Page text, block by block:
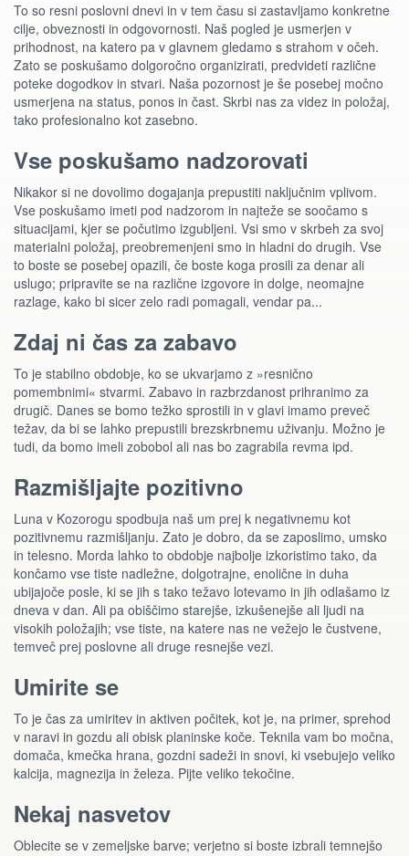
To so resni poslovni dnevi in v tem času si zastavljamo konkretne
cilje, obveznosti in odgovornosti. Naš pogled je usmerjen v
prihodnost, na katero pa v glavnem gledamo s strahom v očeh.
Zato se poskušamo dolgoročno organizirati, predvideti različne
poteke dogodkov in stvari. Naša pozornost je še posebej močno
usmerjena na status, ponos in čast. Skrbi nas za videz in položaj,
tako profesionalno kot zasebno.
Vse poskušamo nadzorovati
Nikakor si ne dovolimo dogajanja prepustiti naključnim vplivom.
Vse poskušamo imeti pod nadzorom in najteže se soočamo s
situacijami, kjer se počutimo izgubljeni. Vsi smo v skrbeh za svoj
materialni položaj, preobremenjeni smo in hladni do drugih. Vse
to boste se posebej opazili, če boste koga prosili za denar ali
uslugo; pripravite se na različne izgovore in dolge, neomajne
razlage, kako bi sicer zelo radi pomagali, vendar pa...
Zdaj ni čas za zabavo
To je stabilno obdobje, ko se ukvarjamo z »resnično
pomembnimi« stvarmi. Zabavo in razbrzdanost prihranimo za
drugič. Danes se bomo težko sprostili in v glavi imamo preveč
težav, da bi se lahko prepustili brezskrbnemu uživanju. Možno je
tudi, da bomo imeli zobobol ali nas bo zagrabila revma ipd.
Razmišljajte pozitivno
Luna v Kozorogu spodbuja naš um prej k negativnemu kot
pozitivnemu razmišljanju. Zato je dobro, da se zaposlimo, umsko
in telesno. Morda lahko to obdobje najbolje izkoristimo tako, da
končamo vse tiste nadležne, dolgotrajne, enolične in duha
ubijajoče posle, ki se jih s tako težavo lotevamo in jih odlašamo iz
dneva v dan. Ali pa obiščimo starejše, izkušenejše ali ljudi na
visokih položajih; vse tiste, na katere nas ne vežejo le čustvene,
temveč prej poslovne ali druge resnejše vezi.
Umirite se
To je čas za umiritev in aktiven počitek, kot je, na primer, sprehod
v naravi in gozdu ali obisk planinske koče. Teknila vam bo močna,
domača, kmečka hrana, gozdni sadeži in snovi, ki vsebujejo veliko
kalcija, magnezija in železa. Pijte veliko tekočine.
Nekaj nasvetov
Oblecite se v zemeljske barve; verjetno si boste izbrali temnejšo